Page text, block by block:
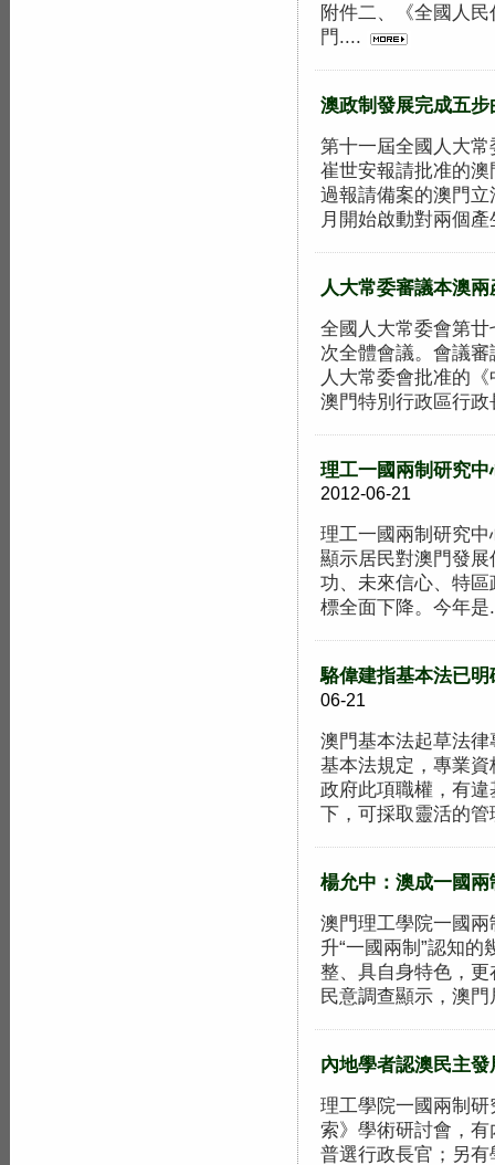
附件二、《全國人
門....
澳政制發展完成五
第十一屆全國人大
崔世安報請批准的
過報請備案的澳門
月開始啟動對兩個
人大常委審議本澳兩
全國人大常委會第
次全體會議。會議
人大常委會批准的
澳門特別行政區行
理工一國兩制研究
2012-06-21
理工一國兩制研究中
顯示居民對澳門發展
功、未來信心、特
標全面下降。今年
駱偉建指基本法已
06-21
澳門基本法起草法
基本法規定，專業
政府此項職權，有
下，可採取靈活的
楊允中：澳成一國兩
澳門理工學院一國
升“一國兩制”認知的
整、具自身特色，
民意調查顯示，澳
內地學者認澳民主發
理工學院一國兩制研
索》學術研討會，
普選行政長官；另